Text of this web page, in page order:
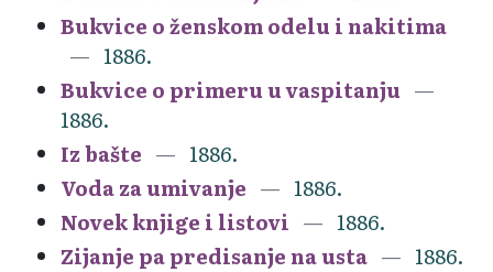
Bukvice o ženskom odelu i nakitima
1886.
Bukvice o primeru u vaspitanju
1886.
Iz bašte
1886.
Voda za umivanje
1886.
Novek knjige i listovi
1886.
Zijanje pa predisanje na usta
1886.